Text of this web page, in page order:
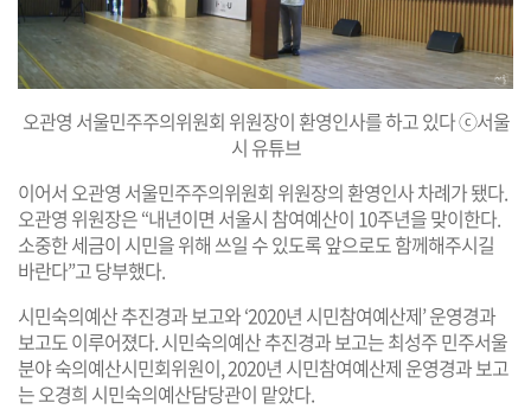
오관영 서울민주주의위원회 위원장이 환영인사를 하고 있다 ⓒ서울
시 유튜브
이어서 오관영 서울민주주의위원회 위원장의 환영인사 차례가 됐다.
오관영 위원장은 “내년이면 서울시 참여예산이 10주년을 맞이한다.
소중한 세금이 시민을 위해 쓰일 수 있도록 앞으로도 함께해주시길
바란다”고 당부했다.
시민숙의예산 추진경과 보고와 ‘2020년 시민참여예산제’ 운영경과
보고도 이루어졌다. 시민숙의예산 추진경과 보고는 최성주 민주서울
분야 숙의예산시민회위원이, 2020년 시민참여예산제 운영경과 보고
는 오경희 시민숙의예산담당관이 맡았다.